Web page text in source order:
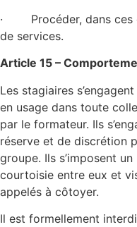
· Procéder, dans ces
de services.
Article 15 –
Les stagiaires
en usage dans toute
par le formateur. Ils
réserve et de discrétion
groupe. Ils s’imposent
courtoisie entre eux et
appelés à côtoyer.
Il est formellement